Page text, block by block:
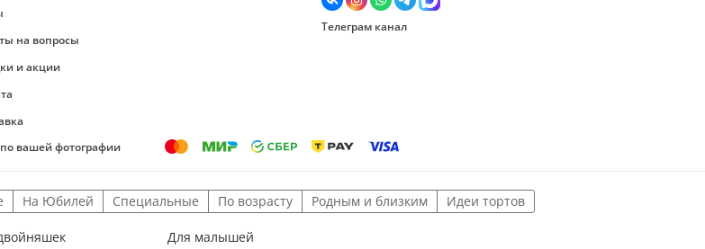
на вопросы
и акции
вашей фотографии
Телеграм канал
На Юбилей Специальные По возрасту Родным и близким Идеи тортов
Для малышей